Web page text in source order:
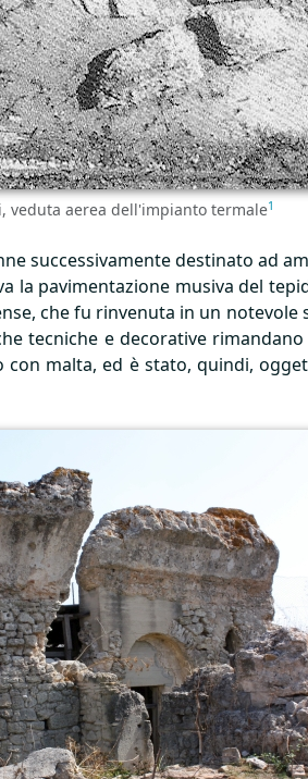
veduta aerea dell'impianto termale1
successivamente destinato ad
la pavimentazione musiva del
che fu rinvenuta in un
tecniche e decorative
malta, ed è stato, quindi,